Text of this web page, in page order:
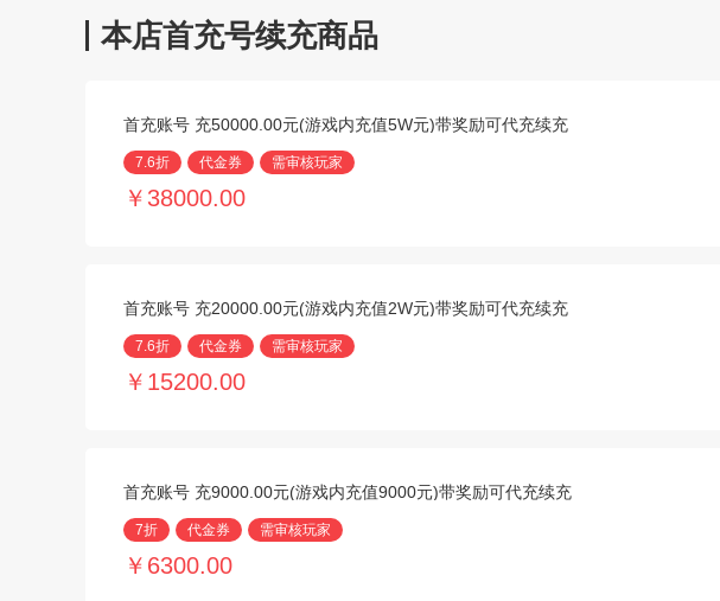
本店首充号续充商品
首充账号 充50000.00元(游戏内充值5W元)带奖励可代充续充
7.6折 代金券 需审核玩家
￥38000.00
首充账号 充20000.00元(游戏内充值2W元)带奖励可代充续充
7.6折 代金券 需审核玩家
￥15200.00
首充账号 充9000.00元(游戏内充值9000元)带奖励可代充续充
7折 代金券 需审核玩家
￥6300.00